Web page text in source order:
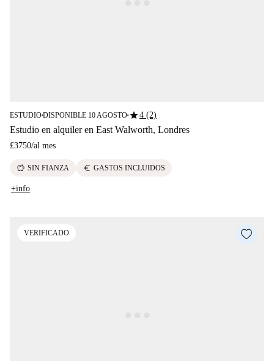
ESTUDIO■DISPONIBLE 10 AGOSTO■star4 (2)
Estudio en alquiler en East Walworth, Londres
£3750/al mes
savings SIN FIANZA euro GASTOS INCLUIDOS
+info
VERIFICADO